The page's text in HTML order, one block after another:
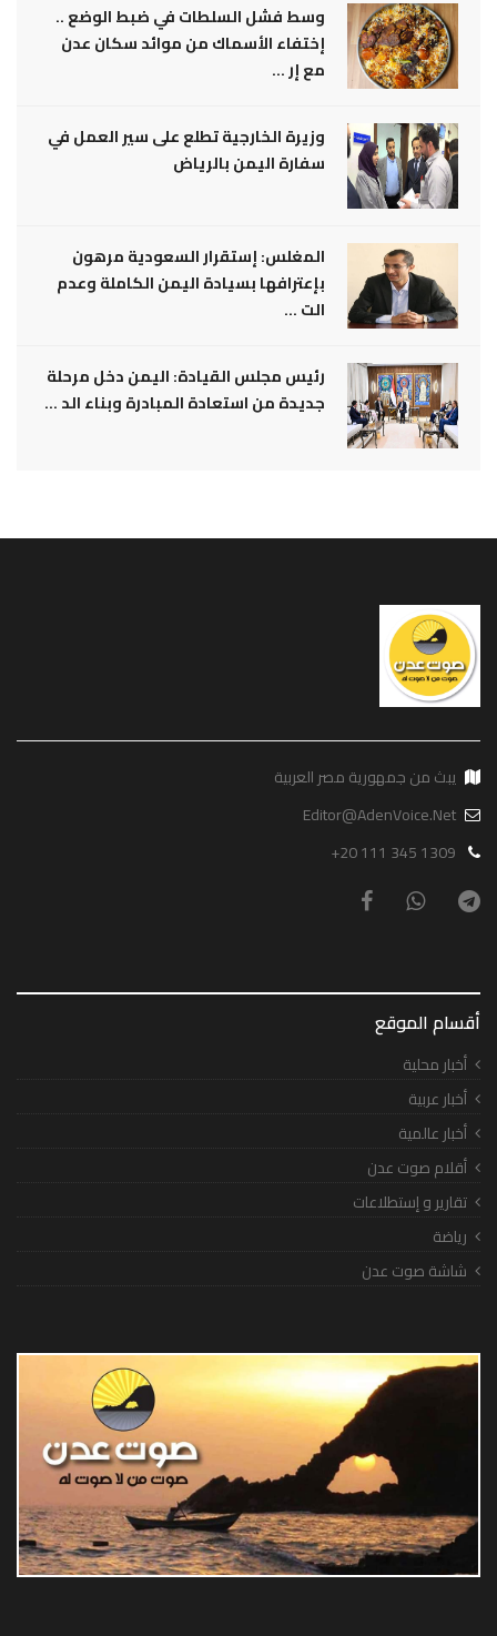
وسط فشل السلطات في ضبط الوضع ..
إختفاء الأسماك من موائد سكان عدن
مع إر ...
وزيرة الخارجية تطلع على سير العمل في
سفارة اليمن بالرياض
المغلس: إستقرار السعودية مرهون
بإعترافها بسيادة اليمن الكاملة وعدم
الت ...
رئيس مجلس القيادة: اليمن دخل مرحلة
جديدة من استعادة المبادرة وبناء الد ...
يبث من جمهورية مصر العربية
Editor@AdenVoice.Net
+20 111 345 1309
أقسام الموقع
أخبار محلية
أخبار عربية
أخبار عالمية
أقلام صوت عدن
تقارير و إستطلاعات
رياضة
شاشة صوت عدن